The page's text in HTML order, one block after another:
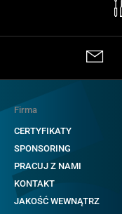
Firma
CERTYFIKATY
SPONSORING
PRACUJ Z NAMI
KONTAKT
JAKOŚĆ WEWNĄTRZ